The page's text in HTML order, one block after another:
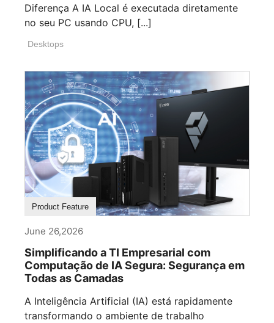
Diferença A IA Local é executada diretamente
no seu PC usando CPU, [...]
Desktops
Product Feature
June 26,2026
Simplificando a TI Empresarial com
Computação de IA Segura: Segurança em
Todas as Camadas
A Inteligência Artificial (IA) está rapidamente
transformando o ambiente de trabalho